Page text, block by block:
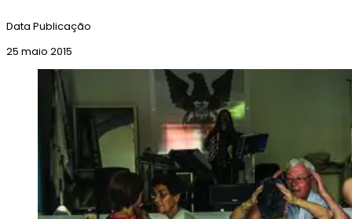
Data Publicação
25 maio 2015